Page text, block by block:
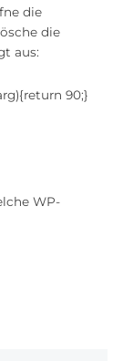
die
die
aus:
90;}
WP-